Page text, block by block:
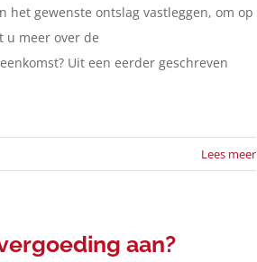
het gewenste ontslag vastleggen, om op
u meer over de
Uit een eerder geschreven
Lees meer
aan?